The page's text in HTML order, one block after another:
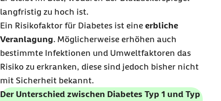
langfristig zu hoch ist.
Ein Risikofaktor für Diabetes ist eine erbliche
Veranlagung. Möglicherweise erhöhen auch
bestimmte Infektionen und Umweltfaktoren das
Risiko zu erkranken, diese sind jedoch bisher nicht
mit Sicherheit bekannt.
Der Unterschied zwischen Diabetes Typ 1 und Typ